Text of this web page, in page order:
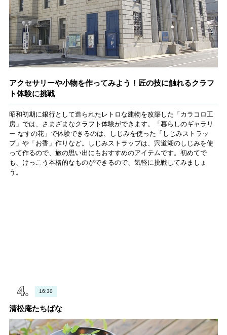
アクセサリーや小物を作ってみよう！匠の技に触れるクラフ
ト体験に挑戦
昭和初期に銀行として造られたレトロな建物を改築した「カラコロ工
房」では、さまざまなクラフト体験ができます。「暮らしのギャラリ
ー なすの花」で体験できるのは、しじみを使った「しじみストラッ
プ」や「お香」作りなど。しじみストラップは、宍道湖のしじみを使
って作るので、旅の思い出にもおすすめのアイテムです。初めてで
も、けっこう本格的なものができるので、気軽に挑戦してみましょ
う。
16:30
清松庵たちばな